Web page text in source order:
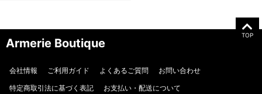
TOP
Armerie Boutique
会社情報 ご利用ガイド よくあるご質問
お問い合わせ
特定商取引法に基づく表記
お支払い・配送について